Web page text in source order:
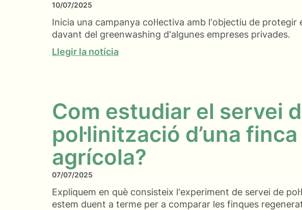
10/07/2025
Inicia una campanya col·lectiva amb l'objectiu de protegir
davant del greenwashing d'algunes empreses privades.
Llegir la notícia
Com estudiar el servei
pol·linització d’una finca
agrícola?
07/07/2025
Expliquem en què consisteix l'experiment de servei de
estem duent a terme per a comparar les finques